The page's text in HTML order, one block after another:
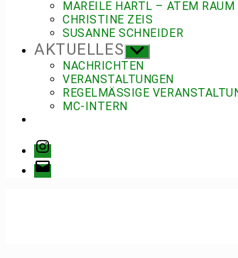
MAREILE HARTL – ATEM RAUM
CHRISTINE ZEIS
SUSANNE SCHNEIDER
AKTUELLES
Untermenü
anzeigen
NACHRICHTEN
VERANSTALTUNGEN
REGELMÄSSIGE
MC-INTERN
Instagram
E-
Mail